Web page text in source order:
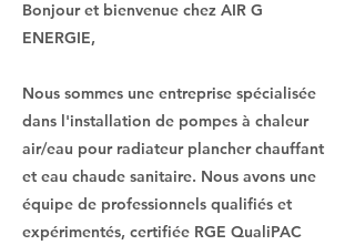
Bonjour et bienvenue chez AIR G
ENERGIE,
Nous sommes une entreprise spécialisée
dans l'installation de pompes à chaleur
air/eau pour radiateur plancher chauffant
et eau chaude sanitaire. Nous avons une
équipe de professionnels qualifiés et
expérimentés, certifiée RGE QualiPAC